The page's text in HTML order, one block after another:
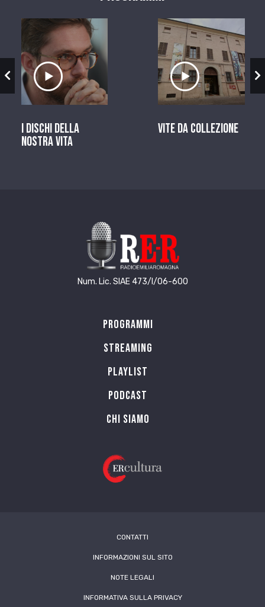
Ascolta il servizio
I dischi della
nostra vita
Ascolta il
Vite da Collezione
Num. Lic. SIAE 473/I/06-600
Programmi
Streaming
Playlist
PODCAST
Chi siamo
CONTATTI
INFORMAZIONI SUL SITO
NOTE LEGALI
INFORMATIVA SULLA PRIVACY